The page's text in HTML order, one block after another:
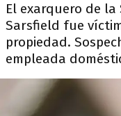
El exarquero de la
Sarsfield fue
propiedad.
empleada